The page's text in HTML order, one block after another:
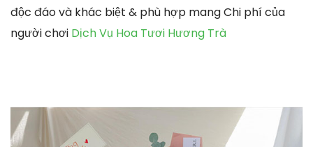
độc đáo và khác biệt & phù hợp mang Chi phí của
người chơi Dịch Vụ Hoa Tươi Hương Trà